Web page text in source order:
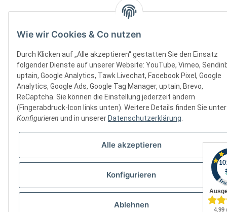
Wie wir Cookies & Co nutzen
Durch Klicken auf „Alle akzeptieren“ gestatten Sie den Einsatz
folgender Dienste auf unserer Website: YouTube, Vimeo,
uptain, Google Analytics, Tawk Livechat, Facebook Pixel, Google
Analytics, Google Ads, Google Tag Manager, uptain, Brevo,
ReCaptcha. Sie können die Einstellung jederzeit ändern
(Fingerabdruck-Icon links unten). Weitere Details finden Sie unter
Konfigurieren und in unserer Datenschutzerklärung.
Alle akzeptieren
Konfigurieren
Ablehnen